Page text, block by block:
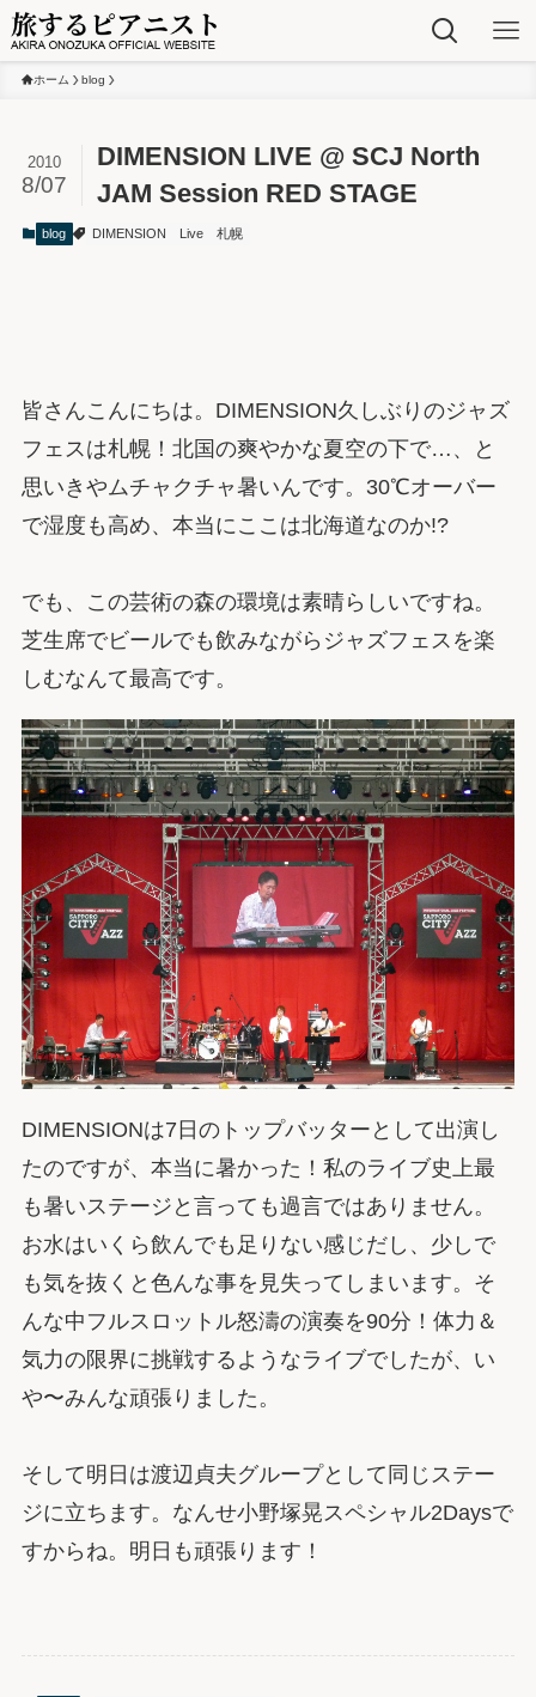
ホーム blog
DIMENSION LIVE @ SCJ North
JAM Session RED STAGE
2010
8/07
blog DIMENSION Live 札幌
皆さんこんにちは。DIMENSION久しぶりのジャズ
フェスは札幌！北国の爽やかな夏空の下で…、と
思いきやムチャクチャ暑いんです。30℃オーバー
で湿度も高め、本当にここは北海道なのか!?
でも、この芸術の森の環境は素晴らしいですね。
芝生席でビールでも飲みながらジャズフェスを楽
しむなんて最高です。
DIMENSIONは7日のトップバッターとして出演し
たのですが、本当に暑かった！私のライブ史上最
も暑いステージと言っても過言ではありません。
お水はいくら飲んでも足りない感じだし、少しで
も気を抜くと色んな事を見失ってしまいます。そ
んな中フルスロットル怒濤の演奏を90分！体力＆
気力の限界に挑戦するようなライブでしたが、い
や〜みんな頑張りました。
そして明日は渡辺貞夫グループとして同じステー
ジに立ちます。なんせ小野塚晃スペシャル2Daysで
すからね。明日も頑張ります！